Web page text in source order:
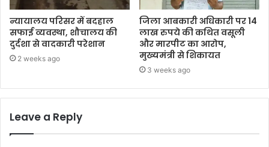
न्यायालय परिसर में बदहाल
सफाई व्यवस्था, शौचालय की
दुर्दशा से वादकारी परेशान
2 weeks ago
जिला आबकारी अधिकारी पर 14
लाख रुपये की कथित वसूली
और मारपीट का आरोप,
मुख्यमंत्री से शिकायत
3 weeks ago
Leave a Reply